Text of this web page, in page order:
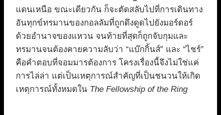
แดนเหนือ ขณะเดียวกัน ก็จะตัดสลับไปที่การเดินทาง
อันทุกข์ทรมานของกอลลัมที่ถูกดึงดูดไปยังมอร์ดอร์
ด้วยอำนาจของแหวน จนท้ายที่สุดก็ถูกจับกุมและ
ทรมานจนต้องคายความลับว่า “แบ๊กกิ้นส์” และ “ไชร์”
คือคำตอบที่จอมมารต้องการ โครงเรื่องนี้จึงไม่ใช่แค่
การไล่ล่า แต่เป็นเหตุการณ์สำคัญที่เป็นชนวนให้เกิด
เหตุการณ์ทั้งหมดใน The Fellowship of the Ring